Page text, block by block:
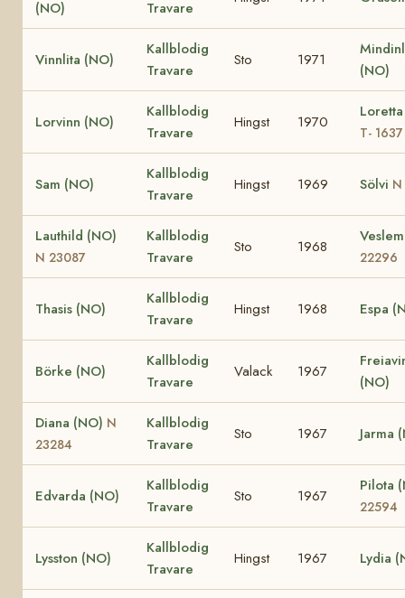
(NO) Travare
Vinnlita (NO)
Kallblodig
Travare
Sto 1971
(NO)
Lorvinn (NO)
Kallblodig
Travare
Hingst 1970
T- 1637
Sam (NO)
Kallblodig
Travare
Hingst 1969 Sölvi
Lauthild (NO)
N 23087
Kallblodig
Travare
Sto 1968
22296
Thasis (NO)
Kallblodig
Travare
Hingst 1968 Espa
Börke (NO)
Kallblodig
Travare
Valack 1967
(NO)
Diana (NO) N
23284
Kallblodig
Travare
Sto 1967 Jarma
Edvarda (NO)
Kallblodig
Travare
Sto 1967
Pilota
22594
Lysston (NO)
Kallblodig
Travare
Hingst 1967 Lydia